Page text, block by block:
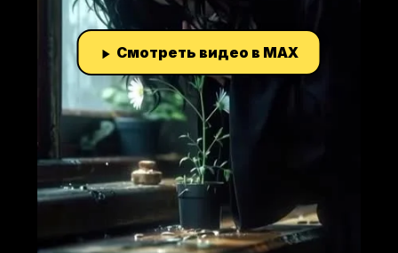
Смотреть видео в MAX